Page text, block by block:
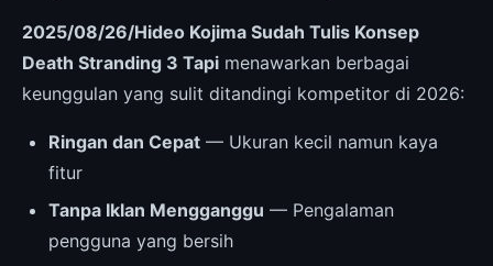
2025/08/26/Hideo Kojima Sudah Tulis Konsep
Death Stranding 3 Tapi menawarkan berbagai
keunggulan yang sulit ditandingi kompetitor di 2026:
Ringan dan Cepat — Ukuran kecil namun kaya
fitur
Tanpa Iklan Mengganggu — Pengalaman
pengguna yang bersih